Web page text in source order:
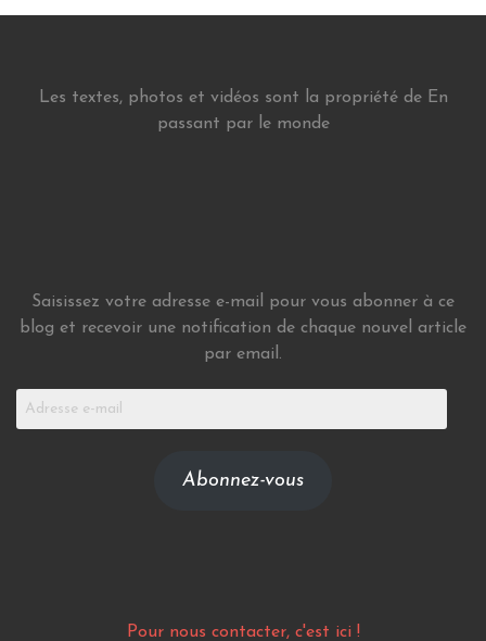
Les textes, photos et vidéos sont la propriété de En
passant par le monde
Saisissez votre adresse e-mail pour vous abonner à ce
blog et recevoir une notification de chaque nouvel article
par email.
Adresse
Abonnez-vous
Pour nous contacter, c'est ici !